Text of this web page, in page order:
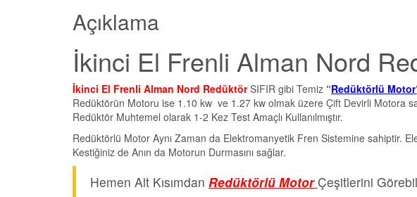
Açıklama
İkinci El Frenli Alman Nord
İkinci El Frenli Alman Nord RedüktörSIFIR gibi Temiz “Redüktörlü Motor
Redüktörün Motoru ise 1.10 kw ve 1.27 kw olmak üzere Çift Devirli Motora
Redüktör Muhtemel olarak 1-2 Kez Test Amaçlı Kullanılmıştır.
Redüktörlü Motor Aynı Zaman da Elektromanyetik Fren Sistemine sahiptir.
Kestiğiniz de Anın da Motorun Durmasını sağlar.
Hemen Alt Kısımdan Redüktörlü Motor Çeşitlerini